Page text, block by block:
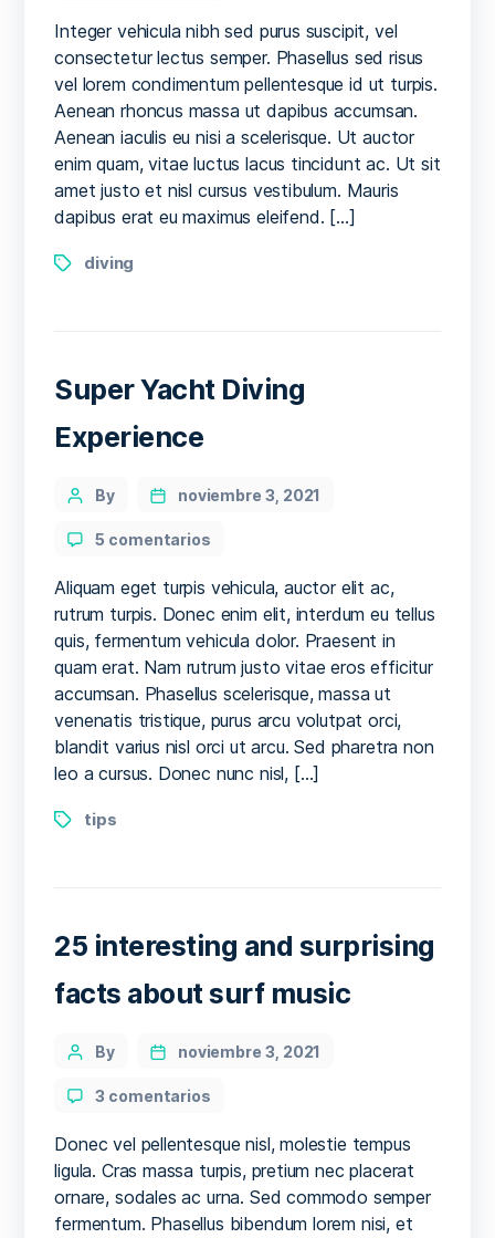
Schooled
Scuba
Diver:
Finding
the
Lesson
in
Integer vehicula nibh sed purus suscipit, vel
consectetur lectus semper. Phasellus sed risus
vel lorem condimentum pellentesque id ut turpis.
Aenean rhoncus massa ut dapibus accumsan.
Aenean iaculis eu nisi a scelerisque. Ut auctor
enim quam, vitae luctus lacus tincidunt ac. Ut sit
amet justo et nisl cursus vestibulum. Mauris
dapibus erat eu maximus eleifend. […]
Tagsdiving
Super Yacht Diving
Experience
Categories
PostBy noviembre 3, 2021
5 comentarios
Yacht
Diving
Experience
Aliquam eget turpis vehicula, auctor elit ac,
rutrum turpis. Donec enim elit, interdum eu tellus
quis, fermentum vehicula dolor. Praesent in
quam erat. Nam rutrum justo vitae eros efficitur
accumsan. Phasellus scelerisque, massa ut
venenatis tristique, purus arcu volutpat orci,
blandit varius nisl orci ut arcu. Sed pharetra non
leo a cursus. Donec nunc nisl, […]
Tagstips
25 interesting and surprising
facts about surf music
Categories
PostBy noviembre 3, 2021
3 comentarios
interesting
and
surprising
facts
about
Donec vel pellentesque nisl, molestie tempus
ligula. Cras massa turpis, pretium nec placerat
ornare, sodales ac urna. Sed commodo semper
fermentum. Phasellus bibendum lorem nisi, et